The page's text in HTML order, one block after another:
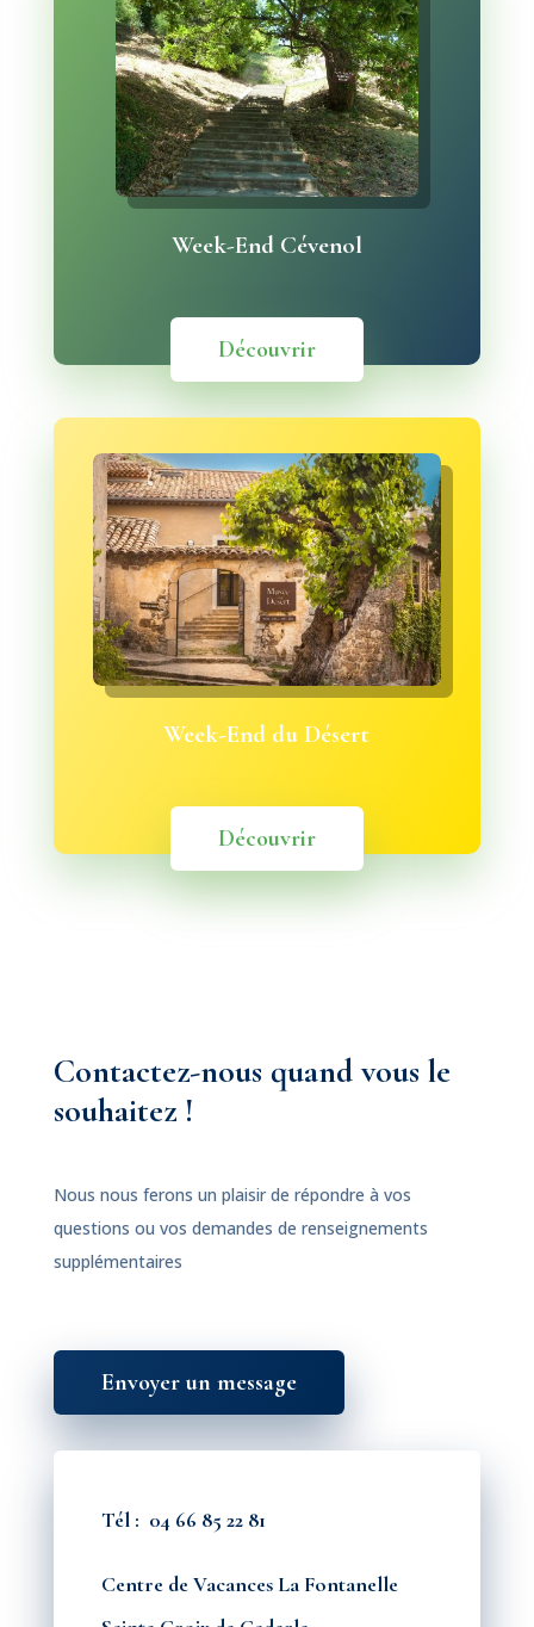
Week-End Cévenol
Découvrir
Week-End du Désert
Découvrir
Contactez-nous quand vous le
souhaitez !
Nous nous ferons un plaisir de répondre à vos
questions ou vos demandes de renseignements
supplémentaires
Envoyer un message
Tél : 04 66 85 22 81
Centre de Vacances La Fontanelle